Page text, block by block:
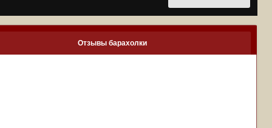
Отзывы барахолки